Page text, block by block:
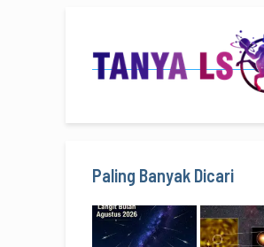
Paling Banyak Dicari